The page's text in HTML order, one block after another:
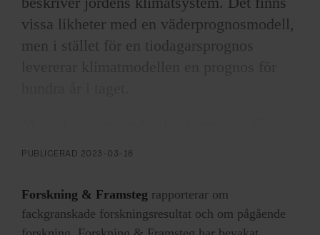
vissa likheter med en väderprognosmodell,
men i stället för en tiodagarsprognos
klimatpanel IPCC för att beräkna
I två studier, publicerade iJournal of
climate,har Céline Heuzé och hennes
PUBLICERAD 2023-03-16
Forskning & Framsteg rapporterar om
fackgranskade forskningsresultat och om pågående